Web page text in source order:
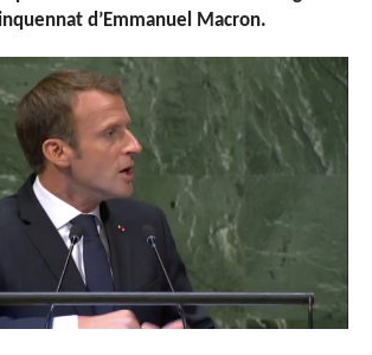
d’Emmanuel Macron.